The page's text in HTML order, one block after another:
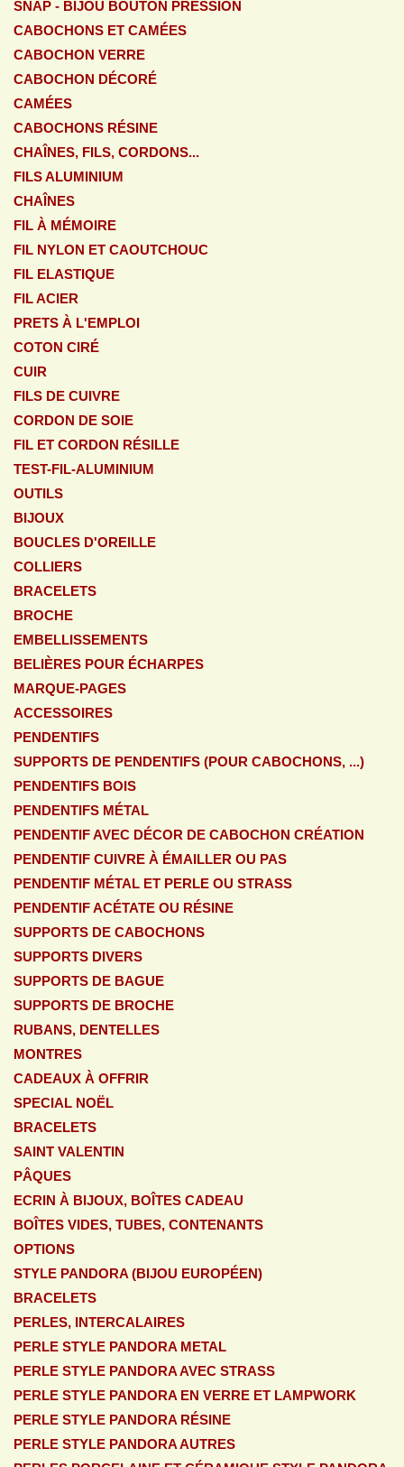
SNAP - BIJOU BOUTON PRESSION
CABOCHONS ET CAMÉES
CABOCHON VERRE
CABOCHON DÉCORÉ
CAMÉES
CABOCHONS RÉSINE
CHAÎNES, FILS, CORDONS...
FILS ALUMINIUM
CHAÎNES
FIL À MÉMOIRE
FIL NYLON ET CAOUTCHOUC
FIL ELASTIQUE
FIL ACIER
PRETS À L'EMPLOI
COTON CIRÉ
CUIR
FILS DE CUIVRE
CORDON DE SOIE
FIL ET CORDON RÉSILLE
TEST-FIL-ALUMINIUM
OUTILS
BIJOUX
BOUCLES D'OREILLE
COLLIERS
BRACELETS
BROCHE
EMBELLISSEMENTS
BELIÈRES POUR ÉCHARPES
MARQUE-PAGES
ACCESSOIRES
PENDENTIFS
SUPPORTS DE PENDENTIFS (POUR CABOCHONS, ...)
PENDENTIFS BOIS
PENDENTIFS MÉTAL
PENDENTIF AVEC DÉCOR DE CABOCHON CRÉATION
PENDENTIF CUIVRE À ÉMAILLER OU PAS
PENDENTIF MÉTAL ET PERLE OU STRASS
PENDENTIF ACÉTATE OU RÉSINE
SUPPORTS DE CABOCHONS
SUPPORTS DIVERS
SUPPORTS DE BAGUE
SUPPORTS DE BROCHE
RUBANS, DENTELLES
MONTRES
CADEAUX À OFFRIR
SPECIAL NOËL
BRACELETS
SAINT VALENTIN
PÂQUES
ECRIN À BIJOUX, BOÎTES CADEAU
BOÎTES VIDES, TUBES, CONTENANTS
OPTIONS
STYLE PANDORA (BIJOU EUROPÉEN)
BRACELETS
PERLES, INTERCALAIRES
PERLE STYLE PANDORA METAL
PERLE STYLE PANDORA AVEC STRASS
PERLE STYLE PANDORA EN VERRE ET LAMPWORK
PERLE STYLE PANDORA RÉSINE
PERLE STYLE PANDORA AUTRES